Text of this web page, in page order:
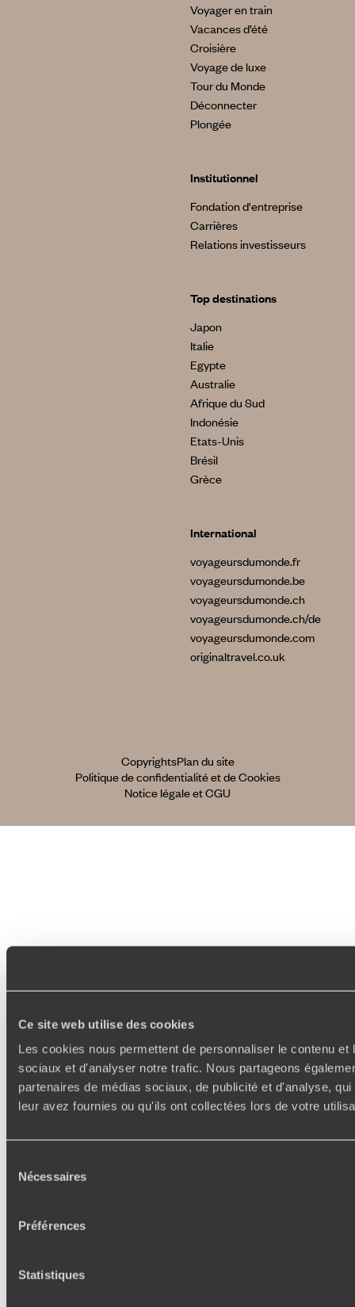
Ce site web utilise des cookies
Les cookies nous permettent de personnaliser le contenu
sociaux et d'analyser notre trafic. Nous partageons
partenaires de médias sociaux, de publicité et d'analyse,
leur avez fournies ou qu'ils ont collectées lors de votre
Nécessaires
Préférences
Statistiques
Voyager en train
Vacances d’été
Croisière
Voyage de luxe
Tour du Monde
Déconnecter
Plongée
Institutionnel
Fondation d'entreprise
Carrières
Relations investisseurs
Top destinations
Japon
Italie
Egypte
Australie
Afrique du Sud
Indonésie
Etats-Unis
Brésil
Grèce
International
voyageursdumonde.fr
voyageursdumonde.be
voyageursdumonde.ch
voyageursdumonde.ch/de
voyageursdumonde.com
originaltravel.co.uk
CopyrightsPlan du site
Politique de confidentialité et de Cookies
Notice légale et CGU